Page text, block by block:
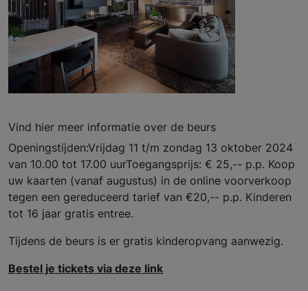
Vind hier meer informatie over de beurs
Openingstijden:Vrijdag 11 t/m zondag 13 oktober 2024
van 10.00 tot 17.00 uurToegangsprijs: € 25,-- p.p. Koop
uw kaarten (vanaf augustus) in de online voorverkoop
tegen een gereduceerd tarief van €20,-- p.p. Kinderen
tot 16 jaar gratis entree.
Tijdens de beurs is er gratis kinderopvang aanwezig.
Bestel je tickets via deze link